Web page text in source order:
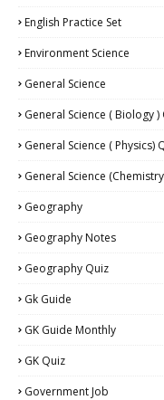
English Practice Set
Environment Science
General Science
General Science ( Biology )
General Science ( Physics)
General Science
Geography
Geography Notes
Geography Quiz
Gk Guide
GK Guide Monthly
GK Quiz
Government Job